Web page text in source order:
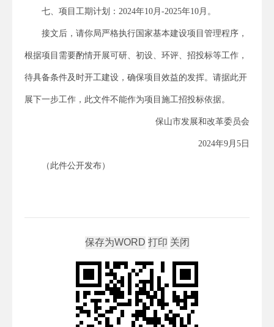
七、项目工期计划：2024年10月-2025年10月。
接文后，请你局严格执行国家基本建设项目管理程序，
根据项目需要酌情开展可研、初设、环评、招投标等工作，
待具备条件及时开工建设，确保项目效益的发挥。请据此开
展下一步工作，此文件不能作为项目施工招投标依据。
保山市发展和改革委员会
2024年9月5日
（此件公开发布）